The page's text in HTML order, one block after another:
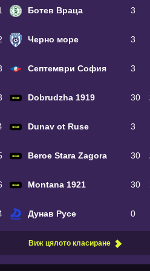
Ботев Враца 3
Черно море 3
Септември София 3
Dobrudzha 1919 30
Dunav ot Ruse 3
Beroe Stara Zagora 30
Montana 1921 30
Дунав Русе 0
Виж цялото класиране